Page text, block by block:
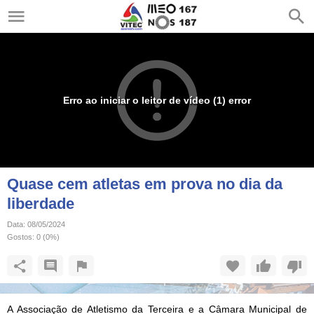
Erro ao iniciar o leitor de vídeo (1) error
Quase cem atletas em prova no dia da
liberdade
Data: 08/05/2024
Gostos: 0 (0%)
A Associação de Atletismo da Terceira e a Câmara Municipal de